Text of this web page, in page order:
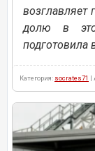
возглавляет
долю в
подготовила
Категория: socrates71 |